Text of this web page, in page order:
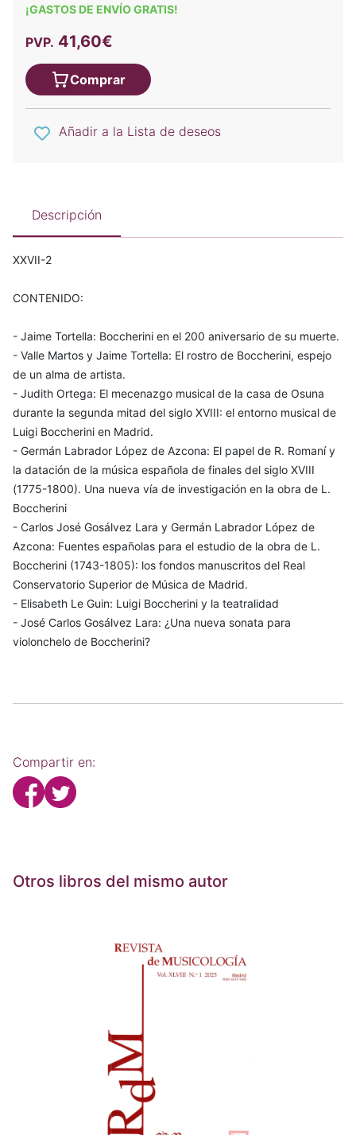
¡GASTOS DE ENVÍO GRATIS!
PVP. 41,60€
Comprar
Añadir a la Lista de deseos
Descripción
XXVII-2
CONTENIDO:
- Jaime Tortella: Boccherini en el 200 aniversario de su muerte.
- Valle Martos y Jaime Tortella: El rostro de Boccherini, espejo
de un alma de artista.
- Judith Ortega: El mecenazgo musical de la casa de Osuna
durante la segunda mitad del siglo XVIII: el entorno musical de
Luigi Boccherini en Madrid.
- Germán Labrador López de Azcona: El papel de R. Romaní y
la datación de la música española de finales del siglo XVIII
(1775-1800). Una nueva vía de investigación en la obra de L.
Boccherini
- Carlos José Gosálvez Lara y Germán Labrador López de
Azcona: Fuentes españolas para el estudio de la obra de L.
Boccherini (1743-1805): los fondos manuscritos del Real
Conservatorio Superior de Música de Madrid.
- Elisabeth Le Guin: Luigi Boccherini y la teatralidad
- José Carlos Gosálvez Lara: ¿Una nueva sonata para
violonchelo de Boccherini?
Compartir en:
Otros libros del mismo autor